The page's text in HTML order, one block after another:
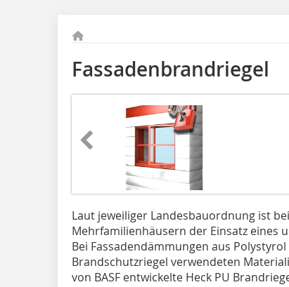
Fassadenbrandriegel
Laut jeweiliger Landesbauordnung ist
Mehrfamilienhäusern der Einsatz eines
Bei Fassadendämmungen aus
Brandschutzriegel verwendeten
von BASF entwickelte Heck PU